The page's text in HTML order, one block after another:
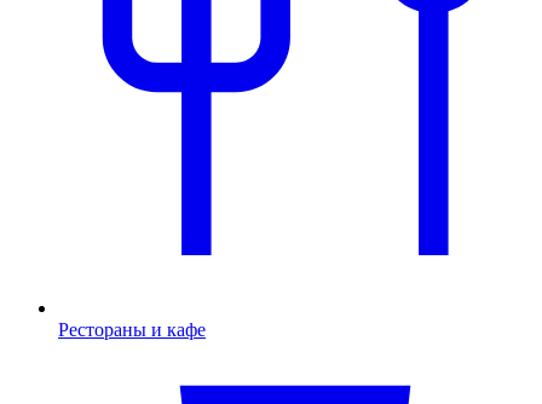
Рестораны и кафе